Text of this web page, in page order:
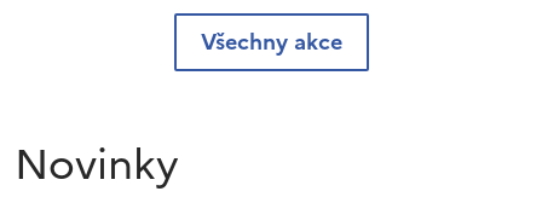
Všechny akce
Novinky